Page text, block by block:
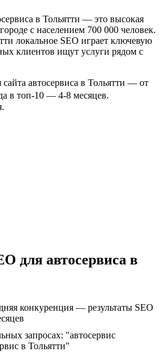
в Тольятти — это высокая
с населением 700 000 человек.
локальное SEO играет ключевую
клиентов ищут услуги рядом с
автосервиса в Тольятти — от
в топ-10 — 4-8 месяцев.
для автосервиса в
конкуренция — результаты SEO
запросах: "автосервис
в Тольятти"